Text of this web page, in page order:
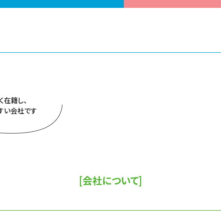
籍し、
い会社です
[会社について]